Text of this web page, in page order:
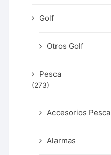
Golf
Otros Golf
Pesca
(273)
Accesorios Pesca
Alarmas